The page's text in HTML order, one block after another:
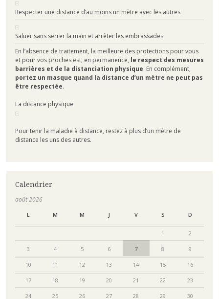
Respecter une distance d’au moins un mètre avec les autres
Saluer sans serrer la main et arrêter les embrassades
En l’absence de traitement, la meilleure des protections pour vous
et pour vos proches est, en permanence, le respect des mesures
barrières et de la distanciation physique. En complément,
portez un masque quand la distance d’un mètre ne peut pas
être respectée.
La distance physique
Pour tenir la maladie à distance, restez à plus d’un mètre de
distance les uns des autres.
Calendrier
août 2026
L M M J V S D
1 2
3 4 5 6 7 8 9
10 11 12 13 14 15 16
17 18 19 20 21 22 23
24 25 26 27 28 29 30